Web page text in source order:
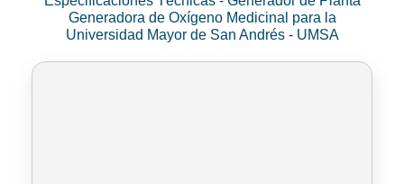
Generadora de Oxígeno Medicinal para la
Universidad Mayor de San Andrés - UMSA